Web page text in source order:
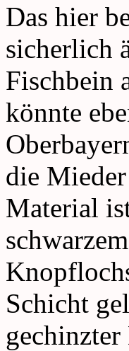
Das hier
sicherlich
Fischbein
könnte
die
Material
Schicht